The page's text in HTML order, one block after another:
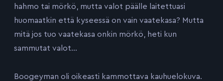
hahmo tai mörkö, mutta valot päälle laitettuasi
huomaatkin että kyseessä on vain vaatekasa? Mutta
mitä jos tuo vaatekasa onkin mörkö, heti kun
sammutat valot…
Boogeyman oli oikeasti kammottava kauhuelokuva.